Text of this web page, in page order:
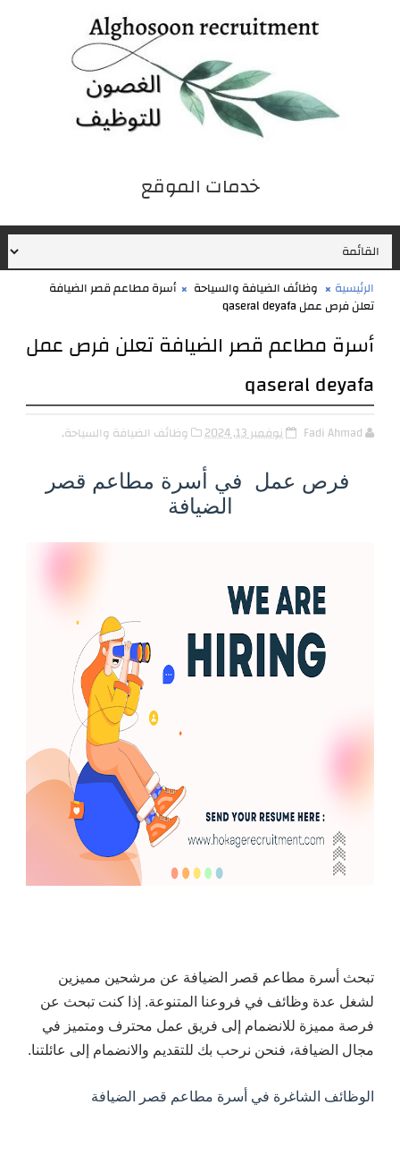
خدمات الموقع
الرئيسية وظائف الضيافة والسياحة
أسرة مطاعم قصر الضيافة
تعلن فرص عمل qaseral deyafa
أسرة مطاعم قصر الضيافة تعلن فرص عمل
qaseral deyafa
Fadi Ahmad نوفمبر 13, 2024 وظائف الضيافة والسياحة,
فرص عمل في أسرة مطاعم قصر
الضيافة
تبحث أسرة مطاعم قصر الضيافة عن مرشحين مميزين
لشغل عدة وظائف في فروعنا المتنوعة. إذا كنت تبحث عن
فرصة مميزة للانضمام إلى فريق عمل محترف ومتميز في
مجال الضيافة، فنحن نرحب بك للتقديم والانضمام إلى عائلتنا.
الوظائف الشاغرة في أسرة مطاعم قصر الضيافة